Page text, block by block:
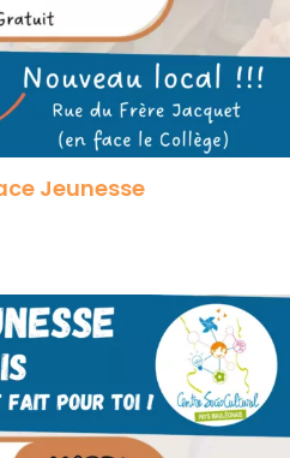
Jeunesse